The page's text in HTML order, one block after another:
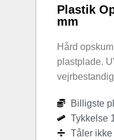
Plastik
mm
Hård
plastplade.
Billigste
Tykkelse
Tåler ikke